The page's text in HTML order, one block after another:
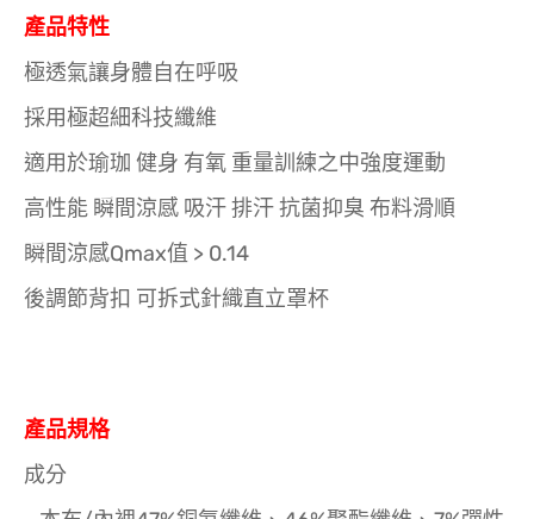
產品特性
極透氣讓身體自在呼吸
採用極超細科技纖維
適用於瑜珈 健身 有氧 重量訓練之中強度運動
高性能 瞬間涼感 吸汗 排汗 抗菌抑臭 布料滑順
瞬間涼感Qmax值 > 0.14
後調節背扣 可拆式針織直立罩杯
產品規格
成分